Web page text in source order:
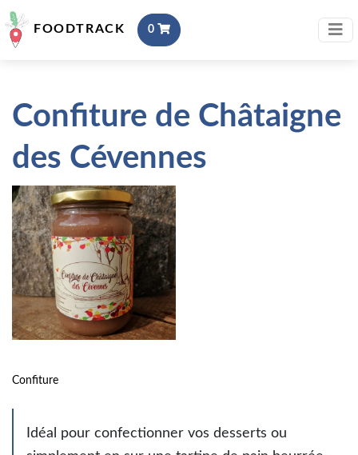
FOODTRACK 0
Confiture de Châtaigne
des Cévennes
Confiture
Idéal pour confectionner vos desserts ou